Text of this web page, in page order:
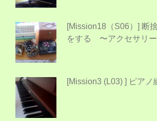
[Mission18（S06）] 断
をする 〜アクセサリ
[Mission3 (L03) ] ピアノ